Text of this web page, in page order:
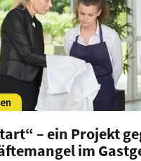
– ein Projekt
im